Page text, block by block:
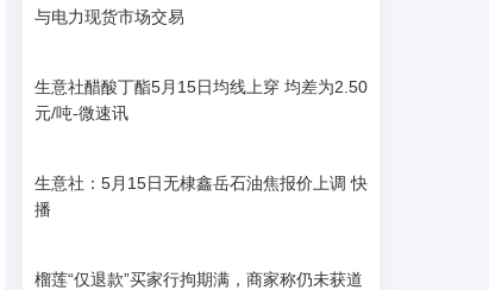
与电力现货市场交易
生意社醋酸丁酯5月15日均线上穿 均差为2.50
元/吨-微速讯
生意社：5月15日无棣鑫岳石油焦报价上调 快
播
榴莲“仅退款”买家行拘期满，商家称仍未获道